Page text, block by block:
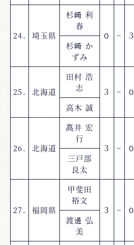
24. 埼玉県
杉﨑 利
春
０
− ３
杉﨑 か
ずみ
25. 北海道
田村 浩
志
３ − ０
高木 誠
26. 北海道
髙井 宏
行
３
− ０
三戸部
良太
27. 福岡県
甲斐田
裕文
３
− ０
渡邊 弘
美